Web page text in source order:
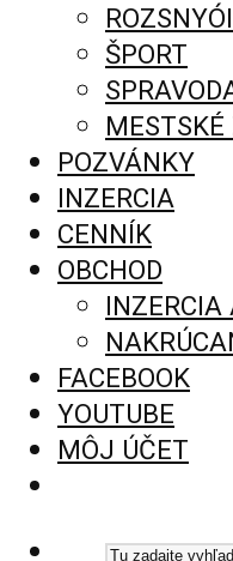
ŠPORT
POZVÁNKY
INZERCIA
CENNÍK
OBCHOD
FACEBOOK
YOUTUBE
MÔJ ÚČET